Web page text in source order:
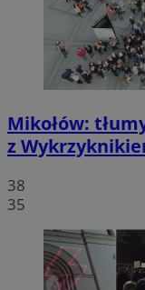
Mikołów:
z
38
35